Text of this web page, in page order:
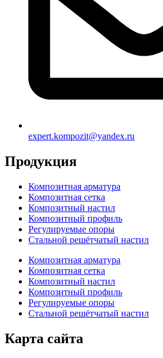
expert.kompozit@yandex.ru
Продукция
Композитная арматура
Композитная сетка
Композитный настил
Композитный профиль
Регулируемые опоры
Стальной решётчатый настил
Композитная арматура
Композитная сетка
Композитный настил
Композитный профиль
Регулируемые опоры
Стальной решётчатый настил
Карта сайта